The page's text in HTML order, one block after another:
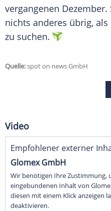
vergangenen
nichts anderes übrig,
zu suchen.
Quelle:spot on news GmbH
Video
Empfohlener externer
Glomex GmbH
Wir benötigen Ihre Zustimmung,
eingebundenen Inhalt von
diesen mit einem Klick anzeigen
deaktivieren.